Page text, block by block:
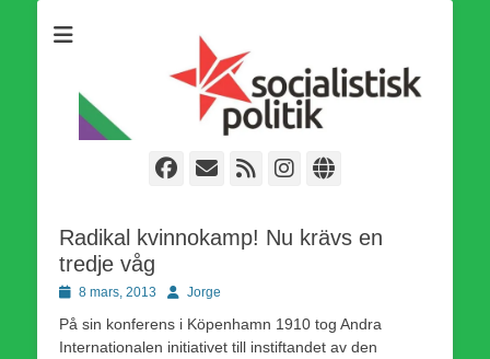
världsomfattande socialistiska Fjärde Internationalen och en viktig
tillgång i kampen för en socialistisk framtid!
Facebook
E-
Webbflöde
Instagram
Webbplats
Radikal kvinnokamp! Nu krävs en
tredje våg
Publicerad
8 mars, 2013 Författare
Jorge
På sin konferens i Köpenhamn 1910 tog Andra
Internationalen initiativet till instiftandet av den